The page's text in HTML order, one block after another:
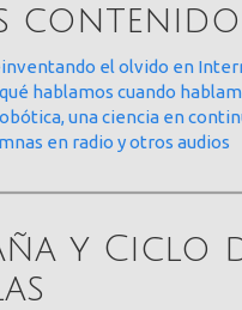
el olvido en
hablamos cuando
una ciencia en
en radio y otros audios
y Ciclo